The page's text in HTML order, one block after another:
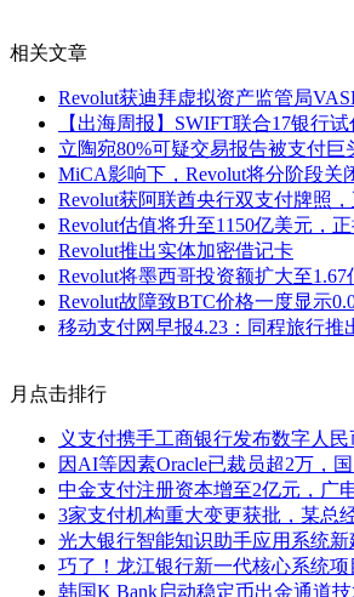
相关文章
Revolut获迪拜虚拟资产监管局
【出海周报】SWIFT联合17银行
立陶宛80%可疑交易报告被支付巨
MiCA影响下，Revolut将分阶段关
Revolut获阿联酋央行双支付牌照
Revolut估值将升至1150亿美元，
Revolut推出实体加密借记卡
Revolut将墨西哥投资额扩大至1.67
Revolut故障致BTC价格一度显示
移动支付网早报4.23：同程旅行推
月点击排行
义支付携手工商银行发布数字人
因AI等因素Oracle已裁员超2万，
中金支付注册资本增至2亿元，广
3家支付机构重大变更获批，某总
光大银行智能知识助手应用系统
巧了！龙江银行新一代核心系统
韩国K Bank启动稳定币出金通道技